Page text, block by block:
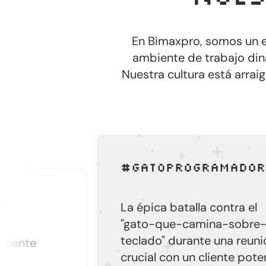
En Bimaxpro, somos
ambiente de trabajo
Nuestra cultura está
#GatoProgramador
La épica batalla contra el
"gato-que-camina-sobre-el-
teclado" durante una reunión
crucial con un cliente potencial.